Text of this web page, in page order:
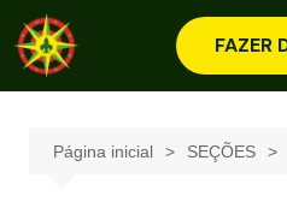
FAZER
Página inicial SEÇÕES